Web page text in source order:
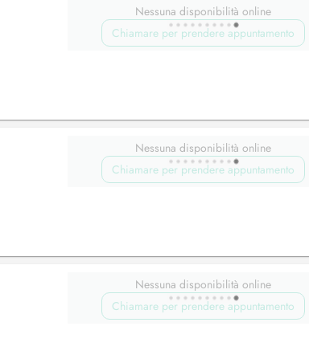
Nessuna disponibilità online
Chiamare per prendere appuntamento
Nessuna disponibilità online
Chiamare per prendere appuntamento
Nessuna disponibilità online
Chiamare per prendere appuntamento